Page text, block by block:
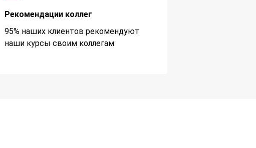
Рекомендации коллег
95% наших клиентов рекомендуют
наши курсы своим коллегам